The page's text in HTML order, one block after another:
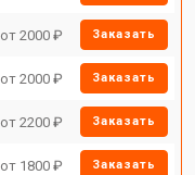
от 2000 ₽ Заказать
от 2000 ₽ Заказать
от 2200 ₽ Заказать
от 1800 ₽ Заказать